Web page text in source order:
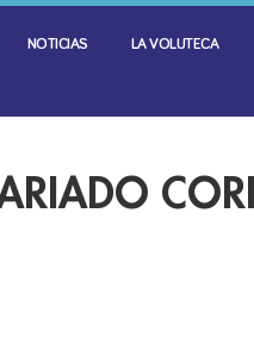
NOTICIAS LA VOLUTECA